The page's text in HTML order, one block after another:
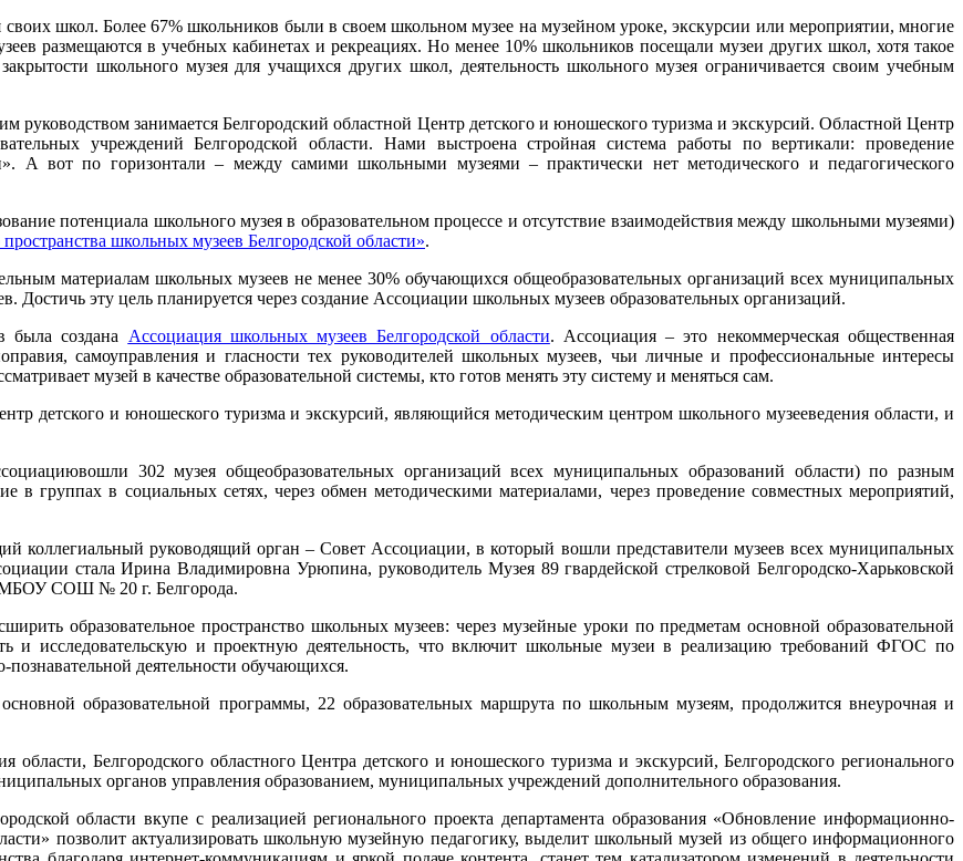
школ. Более 67% школьников были в своем школьном музее на музейном уроке, экскурсии или мероприятии, многие
размещаются в учебных кабинетах и рекреациях. Но менее 10% школьников посещали музеи других школ, хотя такое
школьного музея для учащихся других школ, деятельность школьного музея ограничивается своим учебным
руководством занимается Белгородский областной Центр детского и юношеского туризма и экскурсий. Областной Центр
учреждений Белгородской области. Нами выстроена стройная система работы по вертикали: проведение
А вот по горизонтали – между самими школьными музеями – практически нет методического и педагогического
потенциала школьного музея в образовательном процессе и отсутствие взаимодействия между школьными музеями)
школьных музеев Белгородской области».
материалам школьных музеев не менее 30% обучающихся общеобразовательных организаций всех муниципальных
Достичь эту цель планируется через создание Ассоциации школьных музеев образовательных организаций.
была создана Ассоциация школьных музеев Белгородской области. Ассоциация – это некоммерческая общественная
самоуправления и гласности тех руководителей школьных музеев, чьи личные и профессиональные интересы
музей в качестве образовательной системы, кто готов менять эту систему и меняться сам.
детского и юношеского туризма и экскурсий, являющийся методическим центром школьного музееведения области, и
302 музея общеобразовательных организаций всех муниципальных образований области) по разным
в группах в социальных сетях, через обмен методическими материалами, через проведение совместных мероприятий,
коллегиальный руководящий орган – Совет Ассоциации, в который вошли представители музеев всех муниципальных
стала Ирина Владимировна Урюпина, руководитель Музея 89 гвардейской стрелковой Белгородско-Харьковской
МБОУ СОШ № 20 г. Белгорода.
образовательное пространство школьных музеев: через музейные уроки по предметам основной образовательной
и исследовательскую и проектную деятельность, что включит школьные музеи в реализацию требований ФГОС по
деятельности обучающихся.
образовательной программы, 22 образовательных маршрута по школьным музеям, продолжится внеурочная и
области, Белгородского областного Центра детского и юношеского туризма и экскурсий, Белгородского регионального
органов управления образованием, муниципальных учреждений дополнительного образования.
области вкупе с реализацией регионального проекта департамента образования «Обновление информационно-
позволит актуализировать школьную музейную педагогику, выделит школьный музей из общего информационного